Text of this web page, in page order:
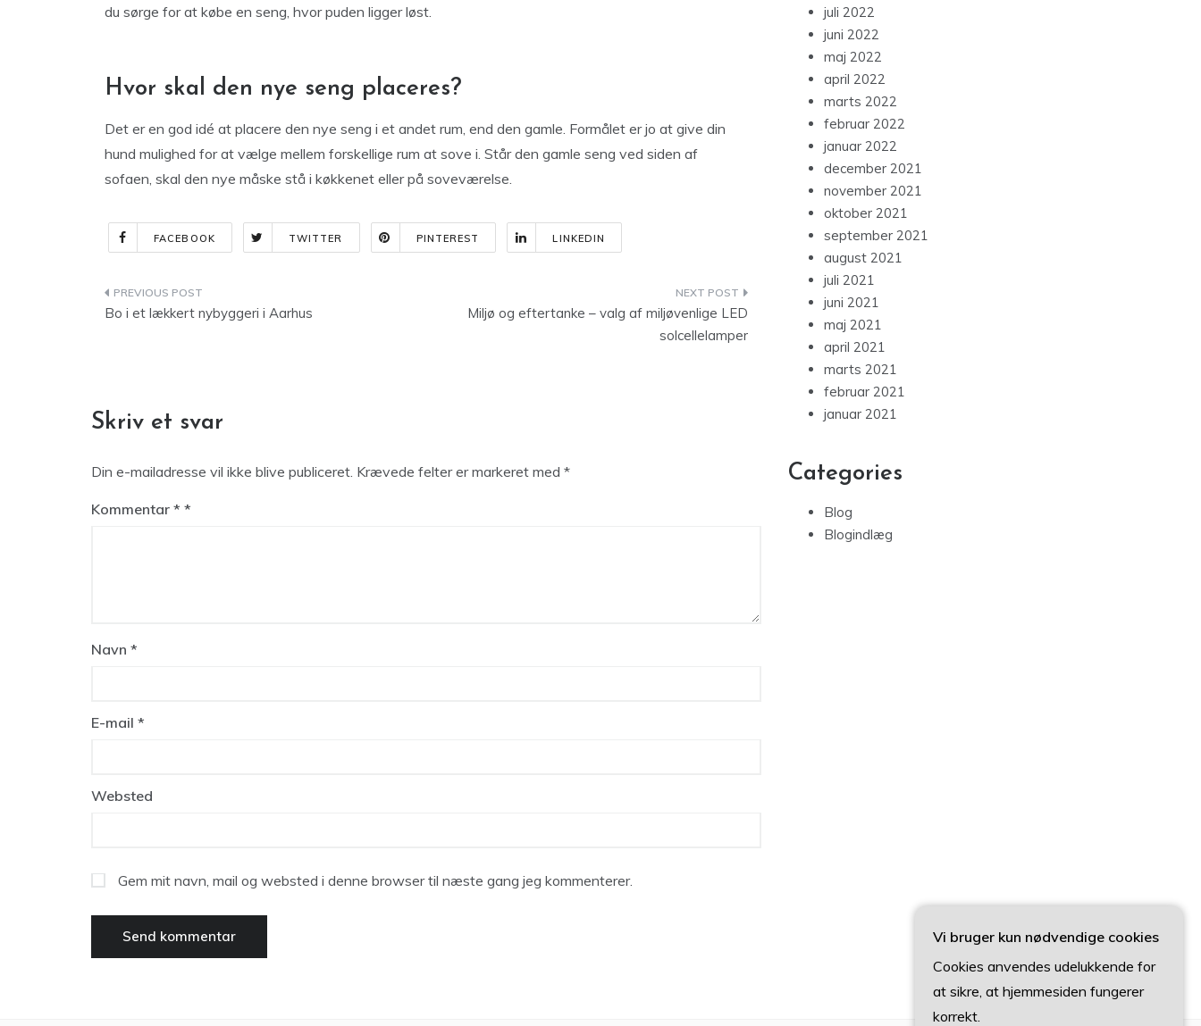
du sørge for at købe en seng, hvor puden ligger løst.
Hvor skal den nye seng placeres?
Det er en god idé at placere den nye seng i et andet rum, end den gamle. Formålet er jo at give din
hund mulighed for at vælge mellem forskellige rum at sove i. Står den gamle seng ved siden af
sofaen, skal den nye måske stå i køkkenet eller på soveværelse.
FACEBOOK TWITTER PINTEREST LINKEDIN
Indlægsnavigation
Bo i et lækkert nybyggeri i Aarhus
Miljø og eftertanke – valg af miljøvenlige LED
solcellelamper
Skriv et svar
Din e-mailadresse vil ikke blive publiceret. Krævede felter er markeret med *
Kommentar *
Navn *
E-mail *
Websted
Gem mit navn, mail og websted i denne browser til næste gang jeg kommenterer.
juli 2022
juni 2022
maj 2022
april 2022
marts 2022
februar 2022
januar 2022
december 2021
november 2021
oktober 2021
september 2021
august 2021
juli 2021
juni 2021
maj 2021
april 2021
marts 2021
februar 2021
januar 2021
Categories
Blog
Blogindlæg
Vi bruger kun nødvendige cookies
Cookies anvendes udelukkende for
at sikre, at hjemmesiden fungerer
korrekt.